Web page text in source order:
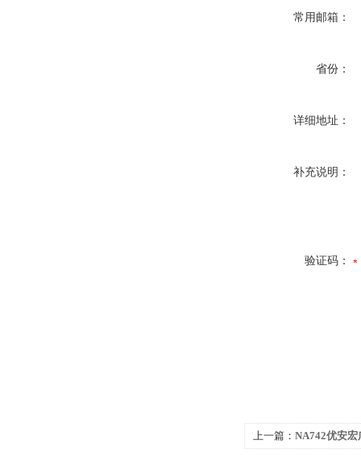
常用邮箱：
省份：
详细地址：
补充说明：
验证码：
上一篇： NA742优安